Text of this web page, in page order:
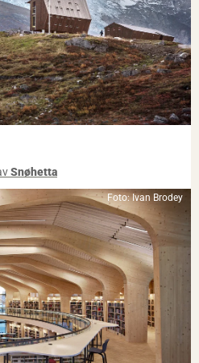
Snøhetta
Foto: Ivan Brodey